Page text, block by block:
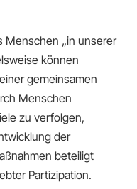
Menschen „in unserer
können
gemeinsamen
Menschen
zu verfolgen,
der
beteiligt
Partizipation.